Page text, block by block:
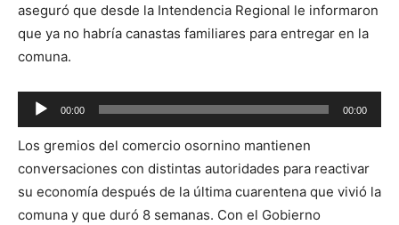
aseguró que desde la Intendencia Regional le informaron
que ya no habría canastas familiares para entregar en la
comuna.
Reproductor
de
audio
00:00 00:00
Los gremios del comercio osornino mantienen
conversaciones con distintas autoridades para reactivar
su economía después de la última cuarentena que vivió la
comuna y que duró 8 semanas. Con el Gobierno